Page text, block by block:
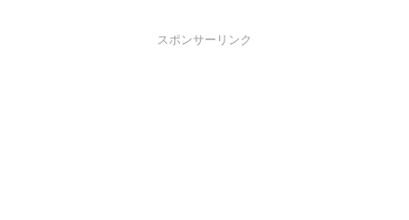
スポンサーリンク